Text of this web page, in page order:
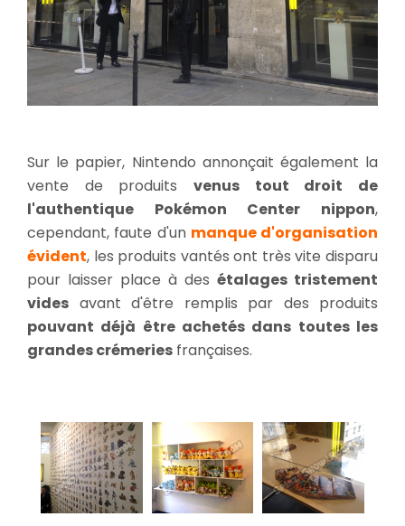
Sur le papier, Nintendo annonçait également la
vente de produits venus tout droit de
l'authentique Pokémon Center nippon,
cependant, faute d'un manque d'organisation
évident, les produits vantés ont très vite disparu
pour laisser place à des étalages tristement
vides avant d'être remplis par des produits
pouvant déjà être achetés dans toutes les
grandes crémeries françaises.